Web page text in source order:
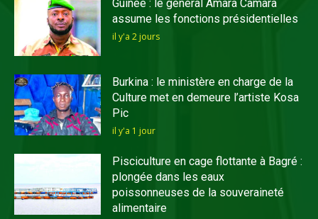
Guinée : le général Amara Camara
assume les fonctions présidentielles
il y'a 2 jours
Burkina : le ministère en charge de la
Culture met en demeure l’artiste Kosa
Pic
il y'a 1 jour
Pisciculture en cage flottante à Bagré :
plongée dans les eaux
poissonneuses de la souveraineté
alimentaire